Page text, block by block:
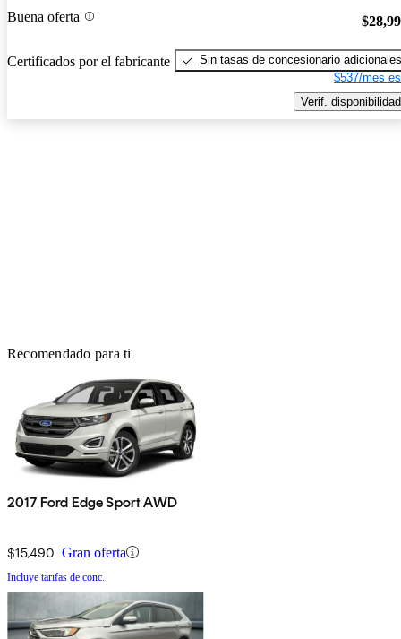
Buena oferta
Certificados por el fabricante
Sin tasas de concesionario adicionales
$537/mes
Verif. disponibilidad
Recomendado para ti
2017 Ford Edge Sport AWD
$15,490 Gran oferta
Incluye tarifas de conc.